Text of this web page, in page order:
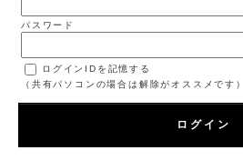
パスワード
ログインIDを記憶する
（共有パソコンの場合は解除がオススメです）
ログイン